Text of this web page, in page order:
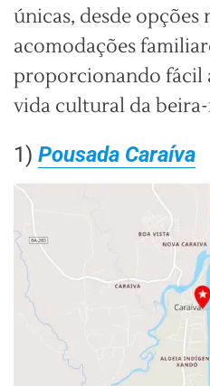
únicas, desde opções
acomodações
proporcionando fácil
vida cultural da
1) Pousada Caraíva